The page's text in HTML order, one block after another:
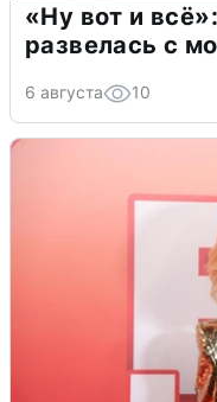
«Ну вот и
развелась с
6 августа 10